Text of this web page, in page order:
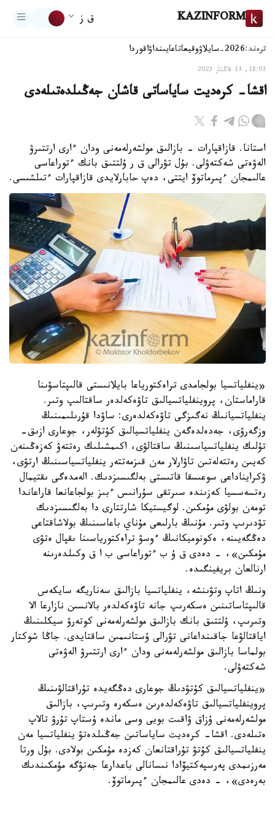
KAZINFORM ق ز
ترەند:2026-سايلاۋ وقيعاتاعايىنداۋاقوردا
18:03, 13 قاڭتار 2023
اقشا- كرەديت ساياساتى قاشان جەڭىلدەتىلەدى
استانا. قازاقپارات - بازالىق مولشەرلەمەنى ودان ءارى ارتتىرۋ
الەۋەتى شەكتەۋلى. بۇل تۋرالى ق ر ۇلتتىق بانك ءتوراعاسى
عالىمجان ءپىرماتوۆ ايتتى، دەپ حابارلايدى قازاقپارات ءتىلشىسى.
«ينفلياتسيا بولجامدى تراەكتورياعا بايلانىستى قالىپتاسۋىنا
قاراماستان، پروينفلياتسيالىق تاۋەكەلدەر ساقتالىپ وتىر.
ينفلياتسيانىڭ نەگىزگى تاۋەكەلدەرى: ساۋدا قۇرىلىمىنىڭ
وزگەرۋى، جەدەلدەگەن ينفلياتسيالىق كۇتۋلەر، جوعارى ازىق-
تۇلىك ينفلياتسياسىنىڭ ساقتالۋى، اكىمشىلىك رەتتەۋ كەزەڭىنەن
كەيىن رەتتەلەتىن تاۋارلار مەن قىزمەتتەر ينفلياتسياسىنىڭ ارتۋى،
ۋكرايناداعى سوعىسقا قاتىستى بەلگىسىزدىك. الەمدەگى ىقتيمال
رەتسەسسيا كەزىندە سىرتقى سۇرانىس ءبىز بولجاعانعا قاراعاندا
تومەن بولۋى مۇمكىن. لوگيستيكا شارتتارى دا بەلگىسىزدىك
تۋدىرىپ وتىر. مۇنىڭ بارلىعى مۇناي باعاسىنىڭ بولاشاقتاعى
دەڭگەيىنە، ەكونوميكانىڭ ءوسۋ تراەكتورياسىنا ىقپال ەتۋى
مۇمكىن»، - دەدى ق ۇ ب ءتوراعاسى ب ا ق وكىلدەرىنە
ارنالعان بريفينگىدە.
ونىڭ اتاپ وتۋىنشە، ينفلياتسيا بازالىق سەناريگە سايكەس
قالىپتاساتىنىن ەسكەرىپ جانە تاۋەكەلدەر بالانسىن نازارعا الا
وتىرىپ، ۇلتتىق بانك بازالىق مولشەرلەمەنى كوتەرۋ سيكلىنىڭ
اياقتالۋعا جاقىنداعانى تۋرالى ۇستانىمىن ساقتايدى. جاڭا شوكتار
بولماسا بازالىق مولشەرلەمەنى ودان ءارى ارتتىرۋ الەۋەتى
شەكتەۋلى.
«ينفلياتسيالىق كۇتۋدىڭ جوعارى دەڭگەيدە تۇراقتالۋىنىڭ
پروينفلياتسيالىق تاۋەكەلدەرىن ەسكەرە وتىرىپ، بازالىق
مولشەرلەمەنى ۇزاق ۋاقىت بويى وسى ماندە ۇستاپ تۇرۋ تالاپ
ەتىلەدى. اقشا- كرەديت ساياساتىن جەڭىلدەتۋ ينفلياتسيا مەن
ينفلياتسيالىق كۇتۋ تۇراقتانعان كەزدە مۇمكىن بولادى. بۇل ورتا
مەرزىمدى پەرسپەكتيۆادا نىسانالى باعدارعا جەتۋگە مۇمكىندىك
بەرەدى»، - دەدى عالىمجان ءپىرماتوۆ.